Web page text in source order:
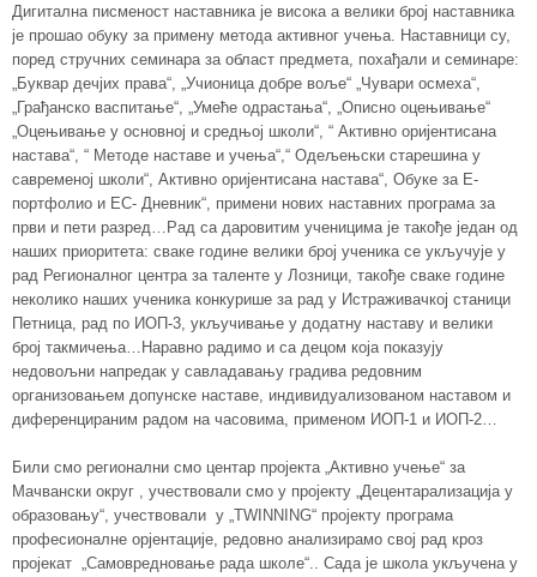
Дигитална писменост наставника је висока а велики број наставника
је прошао обуку за примену метода активног учења. Наставници су,
поред стручних семинара за област предмета, похађали и семинаре:
„Буквар дечјих права“, „Учионица добре воље“ „Чувари осмеха“,
„Грађанско васпитање“, „Умеће одрастања“, „Описно оцењивање“
„Оцењивање у основној и средњој школи“, “ Активно оријентисана
настава“, “ Методе наставе и учења“,“ Одељењски старешина у
савременој школи“, Активно оријентисана настава“, Обуке за Е-
портфолио и ЕС- Дневник“, примени нових наставних програма за
први и пети разред…Рад са даровитим ученицима је такође један од
наших приоритета: сваке године велики број ученика се укључује у
рад Регионалног центра за таленте у Лозници, такође сваке године
неколико наших ученика конкурише за рад у Истраживачкој станици
Петница, рад по ИОП-3, укључивање у додатну наставу и велики
број такмичења…Наравно радимо и са децом која показују
недовољни напредак у савладавању градива редовним
организовањем допунске наставе, индивидуализованом наставом и
диференцираним радом на часовима, применом ИОП-1 и ИОП-2…
Били смо регионални смо центар пројекта „Активно учење“ за
Мачвански округ , учествовали смо у пројекту „Децентарализација у
образовању“, учествовали у „TWINNING“ пројекту програма
професионалне орјентације, редовно анализирамо свој рад кроз
пројекат „Самовредновање рада школе“.. Сада је школа укључена у